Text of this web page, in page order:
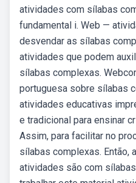
atividades com sílabas
fundamental i. Web —
desvendar as sílabas
atividades que podem
sílabas complexas.
portuguesa sobre sílabas
atividades educativas
e tradicional para ensinar
Assim, para facilitar no
sílabas complexas. Então,
atividades são com